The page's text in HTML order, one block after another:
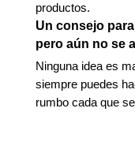
productos.
Un consejo
pero aún no se
Ninguna idea es
siempre puedes
rumbo cada que